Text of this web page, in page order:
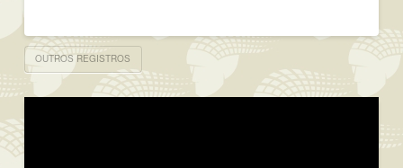
OUTROS REGISTROS